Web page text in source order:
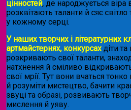
цінностей, де народжується віра
розквітають таланти й сяє світло
у кожному серці.
У наших творчих і літературних
артмайстернях, конкурсахдіти та
розкривають свої таланти,
натхнення й сміливо
свої мрії. Тут вони вчаться тонко
й розуміти мистецтво, бачити
звуці та образі, розвивають
мислення й уяву.